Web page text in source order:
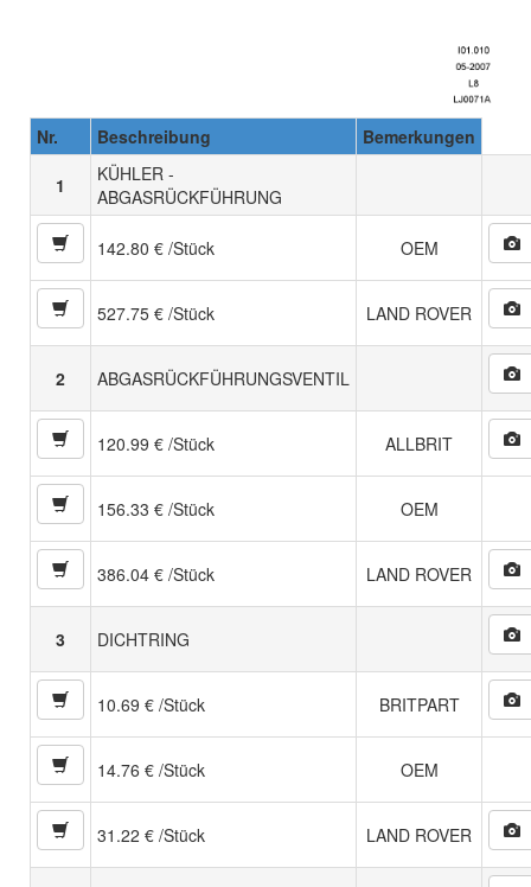
Nr. Beschreibung Bemerkungen
1
KÜHLER -
ABGASRÜCKFÜHRUNG
142.80 € /Stück OEM
527.75 € /Stück LAND ROVER
2 ABGASRÜCKFÜHRUNGSVENTIL
120.99 € /Stück ALLBRIT
156.33 € /Stück OEM
386.04 € /Stück LAND ROVER
3 DICHTRING
10.69 € /Stück BRITPART
14.76 € /Stück OEM
31.22 € /Stück LAND ROVER